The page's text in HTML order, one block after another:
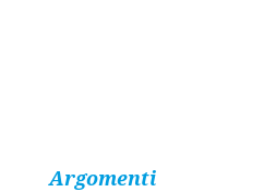
Argomenti